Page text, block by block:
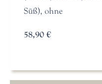
Süß), ohne
58,90 €